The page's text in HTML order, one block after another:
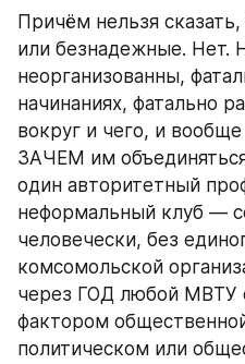
Причём нельзя
или безнадежные. Нет.
неорганизованны,
начинаниях, фатально
вокруг и чего, и
ЗАЧЕМ им
один авторитетный
неформальный клуб —
человечески, без
комсомольской
через ГОД любой МВТУ
фактором
политическом или